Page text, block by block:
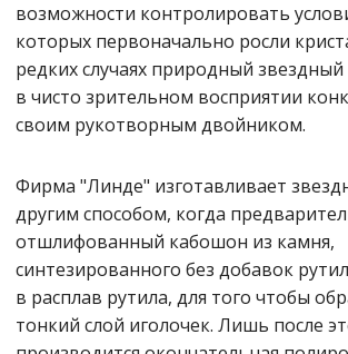
возможности контролировать
которых первоначально росли
редких случаях природный
в чисто зрительном восприятии
своим рукотворным двойником.
Фирма "Линде" изготавливает
другим способом, когда
отшлифованный кабошон из камня,
синтезированного без добавок
в расплав рутила, для того чтобы
тонкий слой иголочек. Лишь после